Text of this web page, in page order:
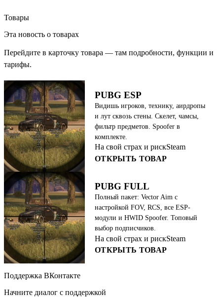
Товары
Эта новость о товарах
Перейдите в карточку товара — там подробности, функции и
тарифы.
PUBG ESP
Видишь игроков, технику, аирдропы
и лут сквозь стены. Скелет, чамсы,
фильтр предметов. Spoofer в
комплекте.
На свой страх и рискSteam
ОТКРЫТЬ ТОВАР
PUBG FULL
Полный пакет: Vector Aim с
настройкой FOV, RCS, все ESP-
модули и HWID Spoofer. Топовый
выбор подписчиков.
На свой страх и рискSteam
ОТКРЫТЬ ТОВАР
Поддержка ВКонтакте
Начните диалог с поддержкой